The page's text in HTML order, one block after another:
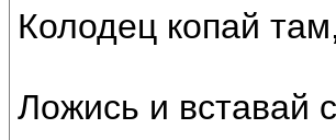
Колодец копай
Ложись и вставай